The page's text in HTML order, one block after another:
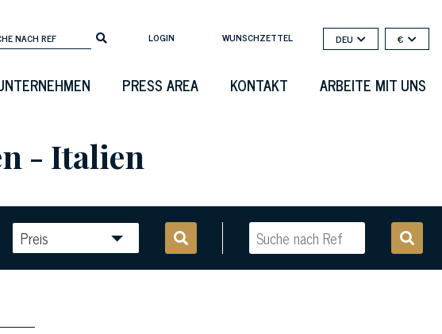
LOGIN WUNSCHZETTEL DEU €
PRESS AREA KONTAKT ARBEITE MIT UNS
- Italien
Preis